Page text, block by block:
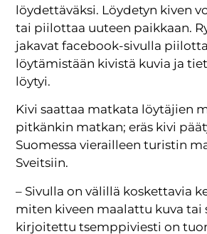
löydettäväksi. Löydetyn kiven
tai piilottaa uuteen paikkaan.
jakavat facebook-sivulla
löytämistään kivistä kuvia ja
löytyi.
Kivi saattaa matkata löytäjien
pitkänkin matkan; eräs kivi
Suomessa vierailleen turistin
Sveitsiin.
– Sivulla on välillä koskettavia
miten kiveen maalattu kuva tai
kirjoitettu tsemppiviesti on